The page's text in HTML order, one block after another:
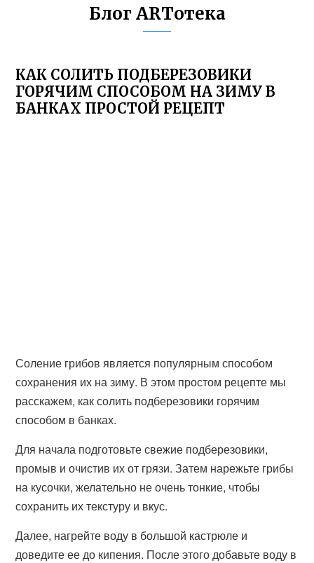
Блог ARTотека
КАК СОЛИТЬ ПОДБЕРЕЗОВИКИ
ГОРЯЧИМ СПОСОБОМ НА ЗИМУ В
БАНКАХ ПРОСТОЙ РЕЦЕПТ
Соление грибов является популярным способом
сохранения их на зиму. В этом простом рецепте мы
расскажем, как солить подберезовики горячим
способом в банках.
Для начала подготовьте свежие подберезовики,
промыв и очистив их от грязи. Затем нарежьте грибы
на кусочки, желательно не очень тонкие, чтобы
сохранить их текстуру и вкус.
Далее, нагрейте воду в большой кастрюле и
доведите ее до кипения. После этого добавьте воду в